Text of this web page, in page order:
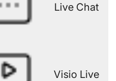
Live Chat
Visio Live